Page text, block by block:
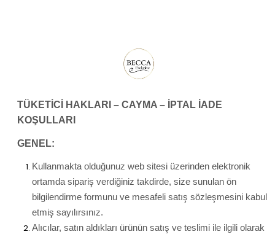
TÜKETİCİ HAKLARI – CAYMA – İPTAL İADE
KOŞULLARI
GENEL:
Kullanmakta olduğunuz web sitesi üzerinden elektronik
ortamda sipariş verdiğiniz takdirde, size sunulan ön
bilgilendirme formunu ve mesafeli satış sözleşmesini kabul
etmiş sayılırsınız.
Alıcılar, satın aldıkları ürünün satış ve teslimi ile ilgili olarak